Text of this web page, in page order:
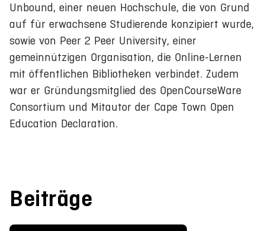
Unbound, einer neuen Hochschule, die von Grund
auf für erwachsene Studierende konzipiert wurde,
sowie von Peer 2 Peer University, einer
gemeinnützigen Organisation, die Online-Lernen
mit öffentlichen Bibliotheken verbindet. Zudem
war er Gründungsmitglied des OpenCourseWare
Consortium und Mitautor der Cape Town Open
Education Declaration.
Beiträge